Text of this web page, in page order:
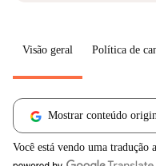
Visão geral Política de
Mostrar conteúdo
Você está vendo uma tradução